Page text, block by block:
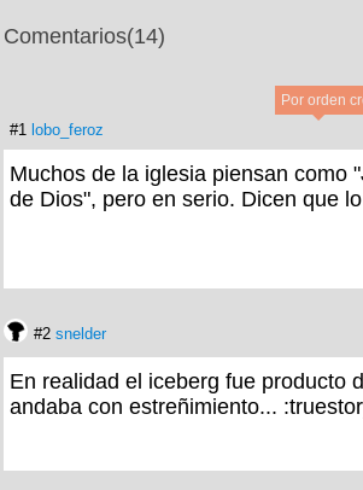
Comentarios(14)
Por orden
#1 lobo_feroz
Muchos de la iglesia piensan como
de Dios", pero en serio. Dicen que
#2 snelder
En realidad el iceberg fue producto
andaba con estreñimiento...